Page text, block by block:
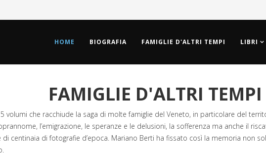
HOME BIOGRAFIA FAMIGLIE D'ALTRI TEMPI LIBRI
FAMIGLIE D'ALTRI TEMPI
5 volumi che racchiude la saga di molte famiglie del Veneto, in particolare del
l’emigrazione, le speranze e le delusioni, la sofferenza ma anche il
di centinaia di fotografie d’epoca. Mariano Berti ha fissato così la memoria non